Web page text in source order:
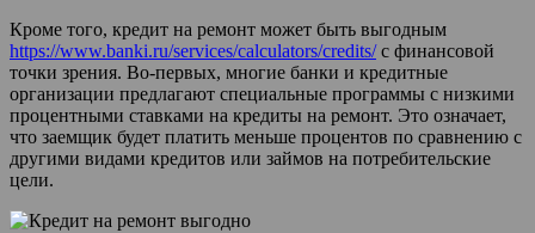
Кроме того, кредит на ремонт может быть выгодным
https://www.banki.ru/services/calculators/credits/с финансовой
точки зрения. Во-первых, многие банки и кредитные
организации предлагают специальные программы с низкими
процентными ставками на кредиты на ремонт. Это означает,
что заемщик будет платить меньше процентов по сравнению с
другими видами кредитов или займов на потребительские
цели.